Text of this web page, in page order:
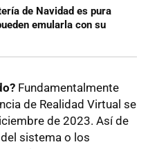
de Navidad es pura
emularla con su
Fundamentalmente
de Realidad Virtual se
de 2023. Así de
sistema o los